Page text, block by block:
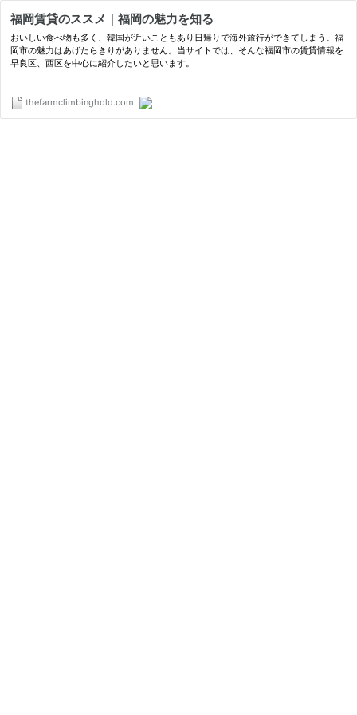
福岡賃貸のススメ｜福岡の魅力を知る
おいしい食べ物も多く、韓国が近いこともあり日帰りで海外旅行ができてしまう。福
岡市の魅力はあげたらきりがありません。当サイトでは、そんな福岡市の賃貸情報を
早良区、西区を中心に紹介したいと思います。
thefarmclimbinghold.com